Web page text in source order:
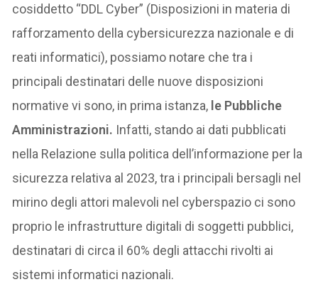
cosiddetto “DDL Cyber” (Disposizioni in materia di
rafforzamento della cybersicurezza nazionale e di
reati informatici), possiamo notare che tra i
principali destinatari delle nuove disposizioni
normative vi sono, in prima istanza, le Pubbliche
Amministrazioni. Infatti, stando ai dati pubblicati
nella Relazione sulla politica dell’informazione per la
sicurezza relativa al 2023, tra i principali bersagli nel
mirino degli attori malevoli nel cyberspazio ci sono
proprio le infrastrutture digitali di soggetti pubblici,
destinatari di circa il 60% degli attacchi rivolti ai
sistemi informatici nazionali.